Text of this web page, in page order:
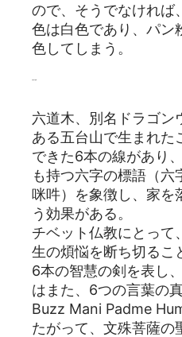
ので、そうでなければ
色は白色であり、パン
色してしまう。
六道木、別名ドラゴン
ある五台山で生まれた
できた6本の線があり
も持つ六字の標語（六
咪吽）を象徴し、家を
う効果がある。
チベット仏教にとって
生の煩悩を断ち切るこ
6本の智慧の剣を表し
はまた、6つの言葉の
Buzz Mani Padme
たがって、文殊菩薩の